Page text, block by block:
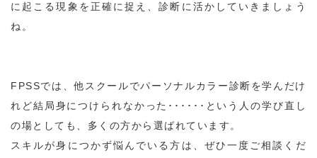
に起こる現象を正確に捉え、診断に活かしていきましょう
ね。
FPSSでは、他スクールでパーソナルカラー診断を学んだけ
れど結局身につけられなかった･･････という人の学び直し
の場としても、多くの方から選ばれています。
スキルが身につかず悩んでいる方は、ぜひ一度ご相談くだ